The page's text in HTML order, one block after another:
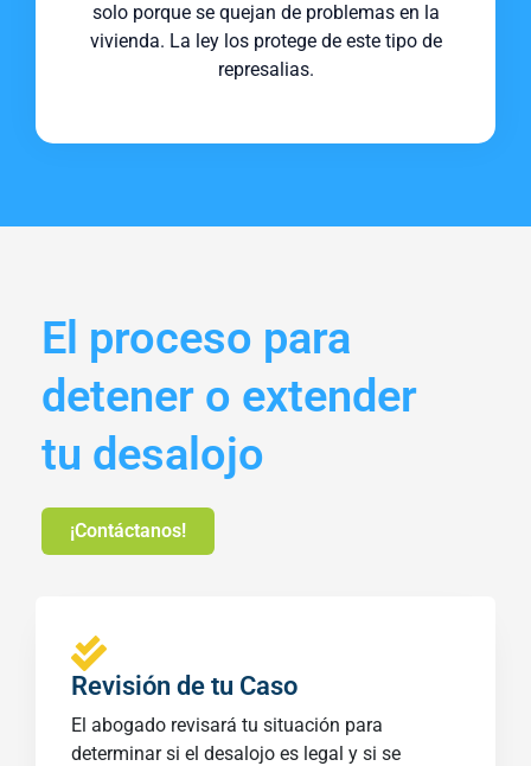
solo porque se quejan de problemas en la
vivienda. La ley los protege de este tipo de
represalias.
El proceso para
detener o extender
tu desalojo
¡Contáctanos!
Revisión de tu Caso
El abogado revisará tu situación para
determinar si el desalojo es legal y si se